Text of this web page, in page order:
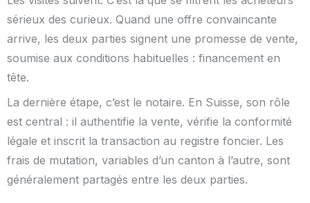
sérieux des curieux. Quand une offre convaincante
arrive, les deux parties signent une promesse de vente,
soumise aux conditions habituelles : financement en
tête.
La dernière étape, c’est le notaire. En Suisse, son rôle
est central : il authentifie la vente, vérifie la conformité
légale et inscrit la transaction au registre foncier. Les
frais de mutation, variables d’un canton à l’autre, sont
généralement partagés entre les deux parties.